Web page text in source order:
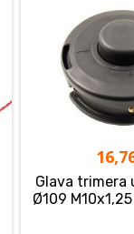
Glava trimera
Ø109